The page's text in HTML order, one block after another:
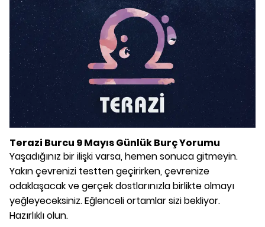
Terazi Burcu 9 Mayıs Günlük Burç Yorumu
Yaşadığınız bir ilişki varsa, hemen sonuca gitmeyin.
Yakın çevrenizi testten geçirirken, çevrenize
odaklaşacak ve gerçek dostlarınızla birlikte olmayı
yeğleyeceksiniz. Eğlenceli ortamlar sizi bekliyor.
Hazırlıklı olun.